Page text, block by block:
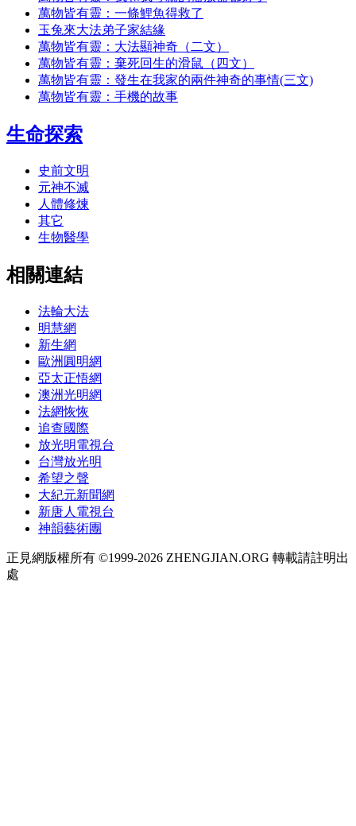
萬物皆有靈：一條鯉魚得救了
玉兔來大法弟子家結緣
萬物皆有靈：大法顯神奇（二文）
萬物皆有靈：棄死回生的滑鼠（四文）
萬物皆有靈：發生在我家的兩件神奇的事情(三文)
萬物皆有靈：手機的故事
生命探索
史前文明
元神不滅
人體修煉
其它
生物醫學
相關連結
法輪大法
明慧網
新生網
歐洲圓明網
亞太正悟網
澳洲光明網
法網恢恢
追查國際
放光明電視台
台灣放光明
希望之聲
大紀元新聞網
新唐人電視台
神韻藝術團
正見網版權所有 ©1999-2026 ZHENGJIAN.ORG 轉載請註明出
處